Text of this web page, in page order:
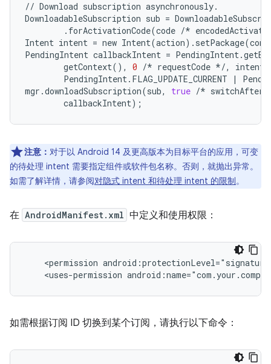
// Download subscription asynchronously.
DownloadableSubscription sub =
. forActivationCode(code /*
Intent intent = new Intent(action) . setPackage(
PendingIntent callbackIntent = PendingIntent.
getContext(), 0 /* requestCode */, intent
PendingIntent. FLAG_UPDATE_CURRENT |
mgr .downloadSubscription(sub, true /*
callbackIntent);
注意： 对于以 Android 14 及更高版本为目标平台的应用，可变
的待处理 intent 需要指定组件或软件包名称。否则，就抛出异常。
如需了解详情，请参阅对隐式 intent 和待处理 intent 的限制。
在 AndroidManifest.xml 中定义和使用权限：
<permission
<uses-permission
如需根据订阅 ID 切换到某个订阅，请执行以下命令：